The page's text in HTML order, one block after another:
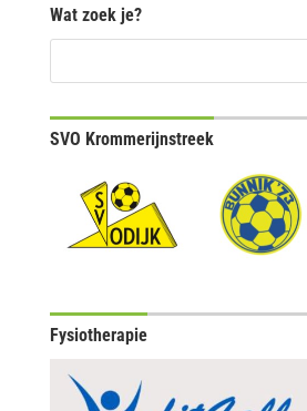
Wat zoek je?
SVO Krommerijnstreek
Fysiotherapie